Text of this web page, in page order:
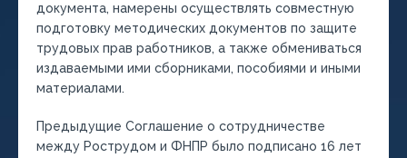
документа, намерены осуществлять совместную
подготовку методических документов по защите
трудовых прав работников, а также обмениваться
издаваемыми ими сборниками, пособиями и иными
материалами.
Предыдущие Соглашение о сотрудничестве
между Рострудом и ФНПР было подписано 16 лет